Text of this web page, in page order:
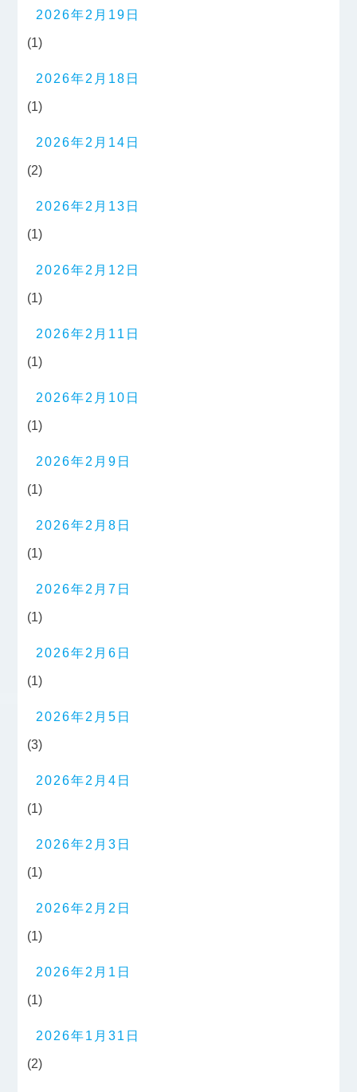
2026年2月19日
(1)
2026年2月18日
(1)
2026年2月14日
(2)
2026年2月13日
(1)
2026年2月12日
(1)
2026年2月11日
(1)
2026年2月10日
(1)
2026年2月9日
(1)
2026年2月8日
(1)
2026年2月7日
(1)
2026年2月6日
(1)
2026年2月5日
(3)
2026年2月4日
(1)
2026年2月3日
(1)
2026年2月2日
(1)
2026年2月1日
(1)
2026年1月31日
(2)